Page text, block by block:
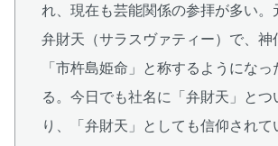
れ、現在も芸能関係の参拝が多い。
弁財天（サラスヴァティー）で、神
「市杵島姫命」と称するようになっ
る。今日でも社名に「弁財天」とつ
り、「弁財天」としても信仰されて